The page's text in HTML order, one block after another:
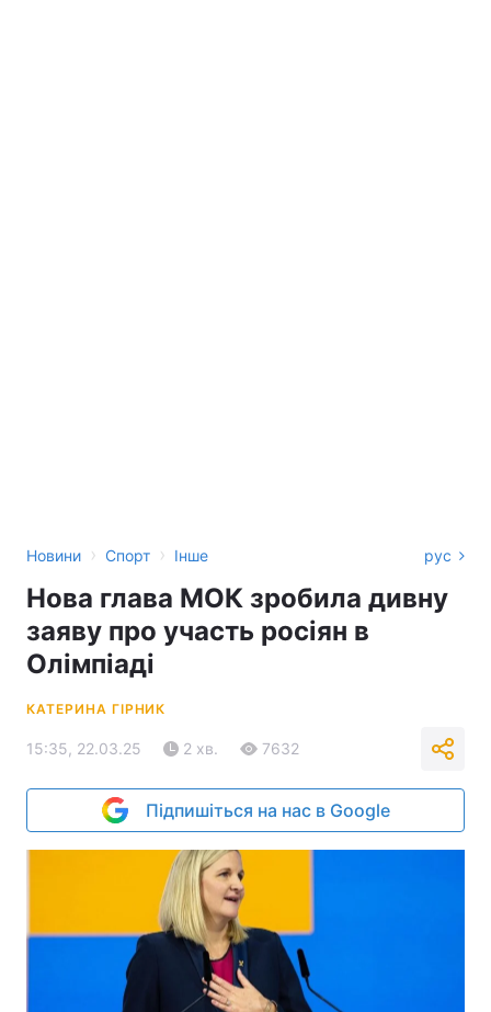
Новини › Спорт › Інше рус
Нова глава МОК зробила дивну
заяву про участь росіян в
Олімпіаді
КАТЕРИНА ГІРНИК
15:35, 22.03.25 2 хв. 7632
Підпишіться на нас в Google